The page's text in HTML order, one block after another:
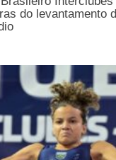
do levantamento